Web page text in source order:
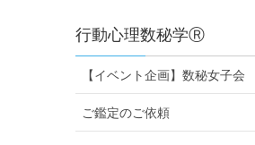
行動心理数秘学Ⓡ
【イベント企画】数秘女子会
ご鑑定のご依頼